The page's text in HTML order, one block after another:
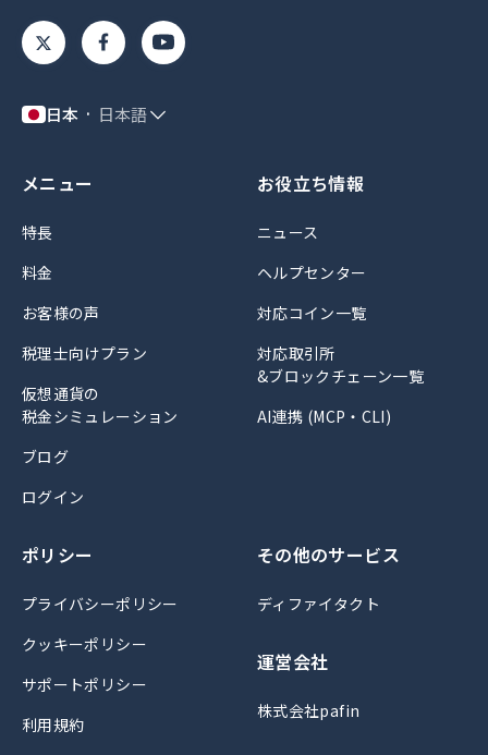
日本 日本語
メニュー
特長
料金
お客様の声
税理士向けプラン
仮想通貨の
税金シミュレーション
ブログ
ログイン
お役立ち情報
ニュース
ヘルプセンター
対応コイン一覧
対応取引所
&ブロックチェーン一覧
AI連携 (MCP・CLI)
ポリシー
プライバシーポリシー
クッキーポリシー
サポートポリシー
利用規約
その他のサービス
ディファイタクト
運営会社
株式会社pafin